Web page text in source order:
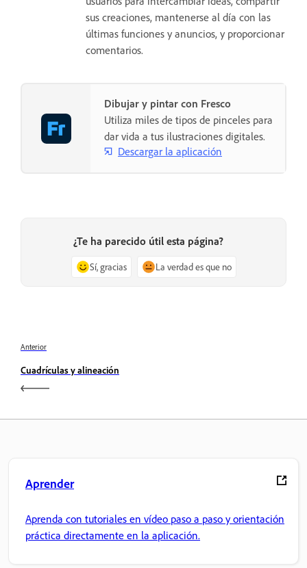
sus creaciones, mantenerse al día con las
últimas funciones y anuncios, y proporcionar
comentarios.
Dibujar y pintar con Fresco
Utiliza miles de tipos de pinceles para
dar vida a tus ilustraciones digitales.
Descargar la aplicación
¿Te ha parecido útil esta página?
Sí, gracias La verdad es que no
Anterior
Cuadrículas y alineación
Aprender
Aprenda con tutoriales en vídeo paso a paso y orientación
práctica directamente en la aplicación.